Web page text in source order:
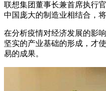
联想集团董事长兼首席执行
中国庞大的制造业相结合，
在分析疫情对经济发展的影
坚实的产业基础的形成，才
易的成果。